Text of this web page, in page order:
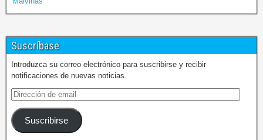
Suscríbase
Introduzca su correo electrónico para suscribirse y recibir
notificaciones de nuevas noticias.
Suscribirse